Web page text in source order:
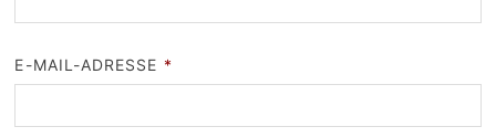
E-MAIL-ADRESSE *